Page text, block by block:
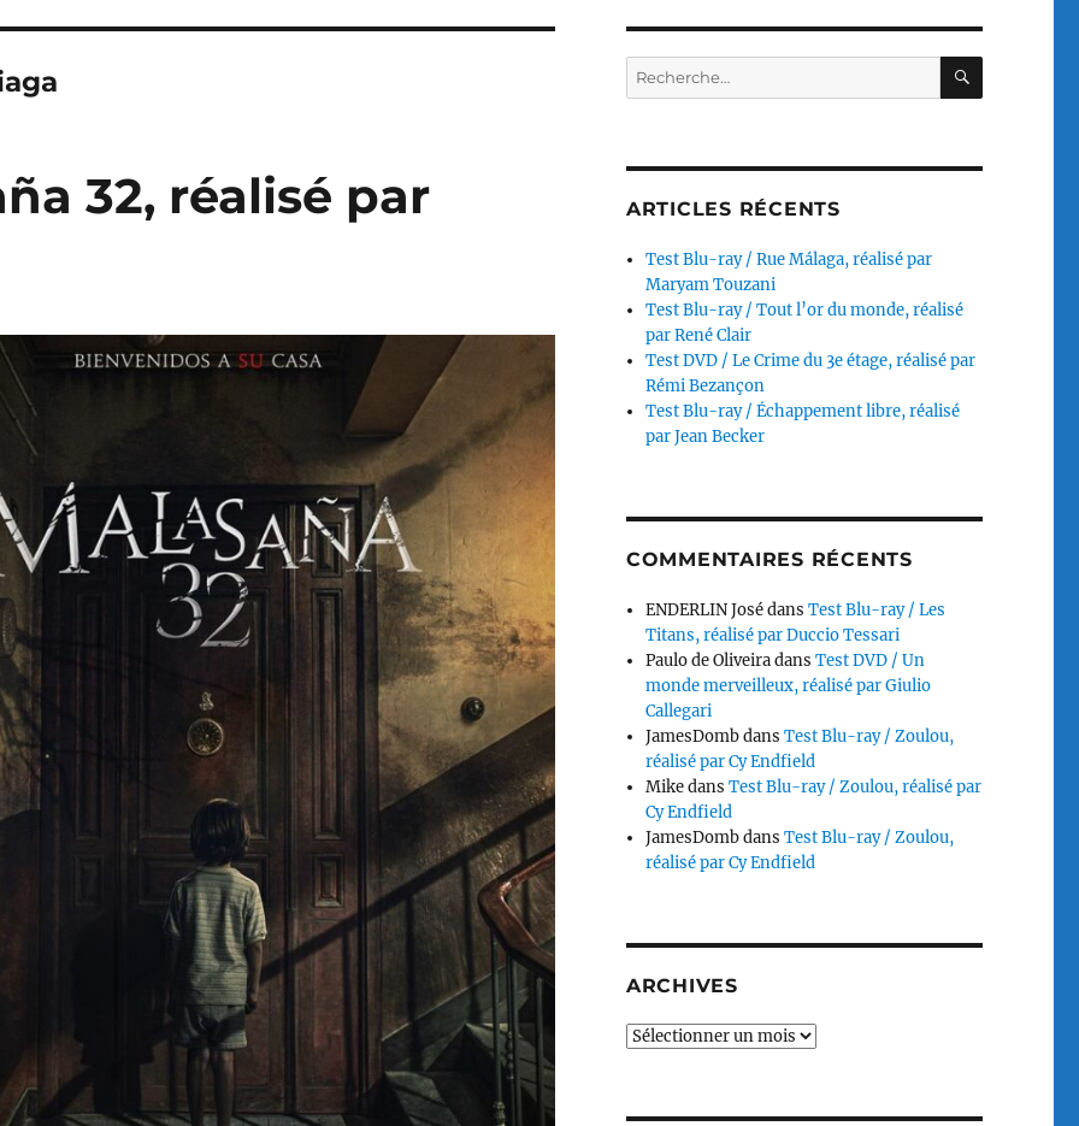
32, réalisé par
Recherche
pour :
ARTICLES RÉCENTS
Test Blu-ray / Rue Málaga, réalisé par
Maryam Touzani
Test Blu-ray / Tout l’or du monde, réalisé
par René Clair
Test DVD / Le Crime du 3e étage, réalisé par
Rémi Bezançon
Test Blu-ray / Échappement libre, réalisé
par Jean Becker
COMMENTAIRES RÉCENTS
ENDERLIN JosédansTest Blu-ray / Les
Titans, réalisé par Duccio Tessari
Paulo de OliveiradansTest DVD / Un
monde merveilleux, réalisé par Giulio
Callegari
JamesDombdansTest Blu-ray / Zoulou,
réalisé par Cy Endfield
MikedansTest Blu-ray / Zoulou, réalisé par
Cy Endfield
JamesDombdansTest Blu-ray / Zoulou,
réalisé par Cy Endfield
ARCHIVES
Archives